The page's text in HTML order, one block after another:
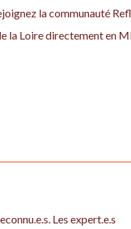
la communauté
la Loire directement en
Les expert.e.s